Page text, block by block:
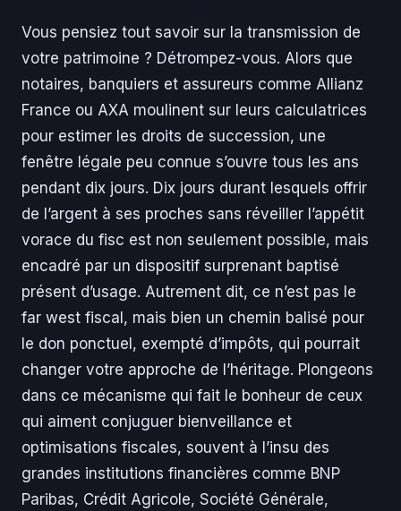
Vous pensiez tout savoir sur la transmission de
votre patrimoine ? Détrompez-vous. Alors que
notaires, banquiers et assureurs comme Allianz
France ou AXA moulinent sur leurs calculatrices
pour estimer les droits de succession, une
fenêtre légale peu connue s’ouvre tous les ans
pendant dix jours. Dix jours durant lesquels offrir
de l’argent à ses proches sans réveiller l’appétit
vorace du fisc est non seulement possible, mais
encadré par un dispositif surprenant baptisé
présent d’usage. Autrement dit, ce n’est pas le
far west fiscal, mais bien un chemin balisé pour
le don ponctuel, exempté d’impôts, qui pourrait
changer votre approche de l’héritage. Plongeons
dans ce mécanisme qui fait le bonheur de ceux
qui aiment conjuguer bienveillance et
optimisations fiscales, souvent à l’insu des
grandes institutions financières comme BNP
Paribas, Crédit Agricole, Société Générale,